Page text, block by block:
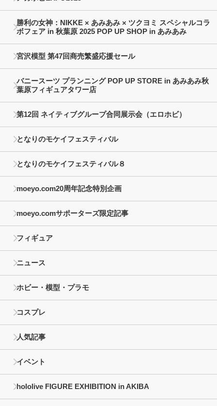
勝利の女神：NIKKE × あみあみ × ツクヨミ スペシャルコラ
ボフェア in 秋葉原 2025 POP UP SHOP in あみあみ
宮沢模型 第47回商売繁盛応援セール
バニースーツ プランニング POP UP STORE in あみあみ秋
葉原フィギュアタワー店
第12回 ネイティブグループ合同展示会（エロホビ）
となりのモケイフェスティバル
となりのモケイフェスティバル８
moeyo.com20周年記念特別企画
moeyo.comサポーターズ限定記事
フィギュア
ニュース
ホビー・模型・プラモ
コスプレ
人気記事
イベント
hololive FIGURE EXHIBITION in AKIBA